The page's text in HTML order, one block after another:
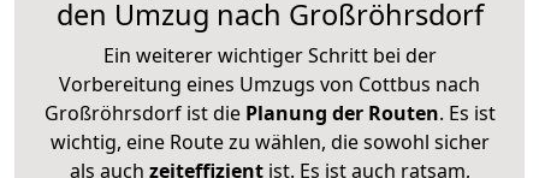
den Umzug nach Großröhrsdorf
Ein weiterer wichtiger Schritt bei der
Vorbereitung eines Umzugs von Cottbus nach
Großröhrsdorf ist diePlanung der Routen. Es ist
wichtig, eine Route zu wählen, die sowohl sicher
als auch zeiteffizientist. Es ist auch ratsam,